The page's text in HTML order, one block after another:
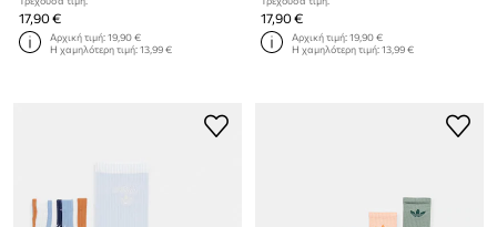
17,90 €
Αρχική τιμή:19,90 €
Η χαμηλότερη τιμή:13,99 €
17,90 €
Αρχική τιμή:19,90 €
Η χαμηλότερη τιμή:13,99 €